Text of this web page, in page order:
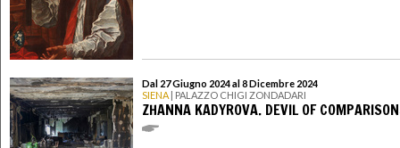
Dal 27 Giugno 2024 al 8 Dicembre 2024
SIENA | PALAZZO CHIGI ZONDADARI
ZHANNA KADYROVA. DEVIL OF